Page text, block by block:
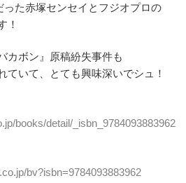
った赤塚センセイとフジオプロの
！
カボン』原稿紛失事件も
ていて、とても興味深いでシュ！
books/detail/_isbn_9784093883962
bv?isbn=9784093883962